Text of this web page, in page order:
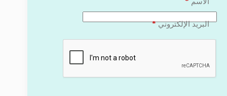
البريد الإلكتروني*